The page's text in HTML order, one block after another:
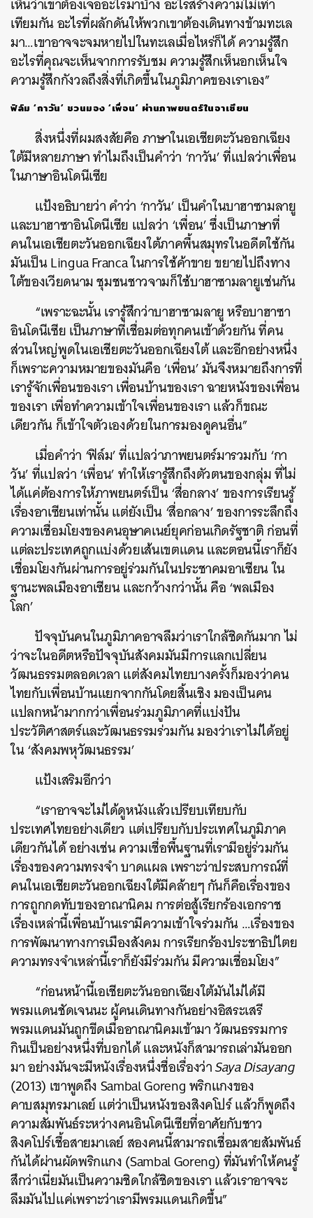
เห็นว่าเขาต้องเจออะไรมาบ้าง อะไรสร้างความไม่เท่า
เทียมกัน อะไรที่ผลักดันให้พวกเขาต้องเดินทางข้ามทะเล
มา…เขาอาจจะจมหายไปในทะเลเมื่อไหร่ก็ได้ ความรู้สึก
อะไรที่คุณจะเห็นจากการรับชม ความรู้สึกเห็นอกเห็นใจ
ความรู้สึกกังวลถึงสิ่งที่เกิดขึ้นในภูมิภาคของเราเอง”
ฟิล์ม ‘กาวัน’ ชวนมอง ‘เพื่อน’ ผ่านภาพยนตร์ในอาเซียน
สิ่งหนึ่งที่ผมสงสัยคือ ภาษาในเอเชียตะวันออกเฉียง
ใต้มีหลายภาษา ทำไมถึงเป็นคำว่า ‘กาวัน’ ที่แปลว่าเพื่อน
ในภาษาอินโดนีเซีย
แป้งอธิบายว่า คำว่า ‘กาวัน’ เป็นคำในบาฮาซามลายู
และบาฮาซาอินโดนีเซีย แปลว่า ‘เพื่อน’ ซึ่งเป็นภาษาที่
คนในเอเชียตะวันออกเฉียงใต้ภาคพื้นสมุทรในอดีตใช้กัน
มันเป็น Lingua Franca ในการใช้ค้าขาย ขยายไปถึงทาง
ใต้ของเวียดนาม ชุมชนชาวจามก็ใช้บาฮาซามลายูเช่นกัน
“เพราะฉะนั้น เรารู้สึกว่าบาฮาซามลายู หรือบาฮาซา
อินโดนีเซีย เป็นภาษาที่เชื่อมต่อทุกคนเข้าด้วยกัน ที่คน
ส่วนใหญ่พูดในเอเชียตะวันออกเฉียงใต้ และอีกอย่างหนึ่ง
ก็เพราะความหมายของมันคือ ‘เพื่อน’ มันจึงหมายถึงการที่
เรารู้จักเพื่อนของเรา เพื่อนบ้านของเรา ฉายหนังของเพื่อน
ของเรา เพื่อทำความเข้าใจเพื่อนของเรา แล้วก็ขณะ
เดียวกัน ก็เข้าใจตัวเองด้วยในการมองดูคนอื่น”
เมื่อคำว่า ‘ฟิล์ม’ ที่แปลว่าภาพยนตร์มารวมกับ ‘กา
วัน’ ที่แปลว่า ‘เพื่อน’ ทำให้เรารู้สึกถึงตัวตนของกลุ่ม ที่ไม่
ได้แค่ต้องการให้ภาพยนตร์เป็น ‘สื่อกลาง’ ของการเรียนรู้
เรื่องอาเซียนเท่านั้น แต่ยังเป็น ‘สื่อกลาง’ ของการระลึกถึง
ความเชื่อมโยงของคนอุษาคเนย์ยุคก่อนเกิดรัฐชาติ ก่อนที่
แต่ละประเทศถูกแบ่งด้วยเส้นเขตแดน และตอนนี้เราก็ยัง
เชื่อมโยงกันผ่านการอยู่ร่วมกันในประชาคมอาเซียน ใน
ฐานะพลเมืองอาเซียน และกว้างกว่านั้น คือ ‘พลเมือง
โลก’
ปัจจุบันคนในภูมิภาคอาจลืมว่าเราใกล้ชิดกันมาก ไม่
ว่าจะในอดีตหรือปัจจุบันสังคมมันมีการแลกเปลี่ยน
วัฒนธรรมตลอดเวลา แต่สังคมไทยบางครั้งก็มองว่าคน
ไทยกับเพื่อนบ้านแยกจากกันโดยสิ้นเชิง มองเป็นคน
แปลกหน้ามากกว่าเพื่อนร่วมภูมิภาคที่แบ่งปัน
ประวัติศาสตร์และวัฒนธรรมร่วมกัน มองว่าเราไม่ได้อยู่
ใน ‘สังคมพหุวัฒนธรรม’
แป้งเสริมอีกว่า
“เราอาจจะไม่ได้ดูหนังแล้วเปรียบเทียบกับ
ประเทศไทยอย่างเดียว แต่เปรียบกับประเทศในภูมิภาค
เดียวกันได้ อย่างเช่น ความเชื่อพื้นฐานที่เรามีอยู่ร่วมกัน
เรื่องของความทรงจำ บาดแผล เพราะว่าประสบการณ์ที่
คนในเอเชียตะวันออกเฉียงใต้มีคล้ายๆ กันก็คือเรื่องของ
การถูกกดทับของอาณานิคม การต่อสู้เรียกร้องเอกราช
เรื่องเหล่านี้เพื่อนบ้านเรามีความเข้าใจร่วมกัน …เรื่องของ
การพัฒนาทางการเมืองสังคม การเรียกร้องประชาธิปไตย
ความทรงจำเหล่านี้เราก็ยังมีร่วมกัน มีความเชื่อมโยง”
“ก่อนหน้านี้เอเชียตะวันออกเฉียงใต้มันไม่ได้มี
พรมแดนชัดเจนนะ ผู้คนเดินทางกันอย่างอิสระเสรี
พรมแดนมันถูกขีดเมื่ออาณานิคมเข้ามา วัฒนธรรมการ
กินเป็นอย่างหนึ่งที่บอกได้ และหนังก็สามารถเล่ามันออก
มา อย่างมันจะมีหนังเรื่องหนึ่งชื่อเรื่องว่าSaya Disayang
(2013) เขาพูดถึง Sambal Goreng พริกแกงของ
คาบสมุทรมาเลย์ แต่ว่าเป็นหนังของสิงคโปร์ แล้วก็พูดถึง
ความสัมพันธ์ระหว่างคนอินโดนีเซียที่อาศัยกับชาว
สิงคโปร์เชื้อสายมาเลย์ สองคนนี้สามารถเชื่อมสายสัมพันธ์
กันได้ผ่านผัดพริกแกง (Sambal Goreng) ที่มันทำให้คนรู้
สึกว่าเนี่ยมันเป็นความชิดใกล้ชิดของเรา แล้วเราอาจจะ
ลืมมันไปแค่เพราะว่าเรามีพรมแดนเกิดขึ้น”
ค้นหา
SHARE TWEET LINE EMAIL